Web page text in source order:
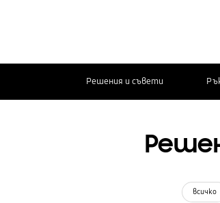
Решения и съвети
всичко